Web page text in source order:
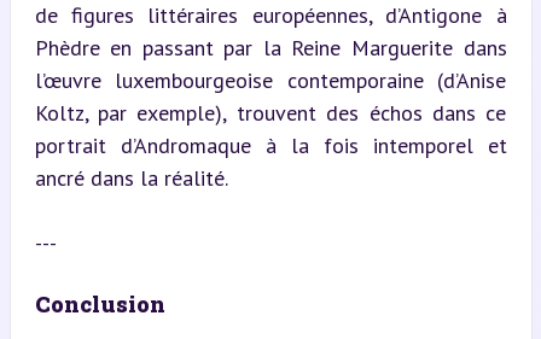
de figures littéraires européennes, d’Antigone à
Phèdre en passant par la Reine Marguerite dans
l’œuvre luxembourgeoise contemporaine (d’Anise
Koltz, par exemple), trouvent des échos dans ce
portrait d’Andromaque à la fois intemporel et
ancré dans la réalité.
---
Conclusion